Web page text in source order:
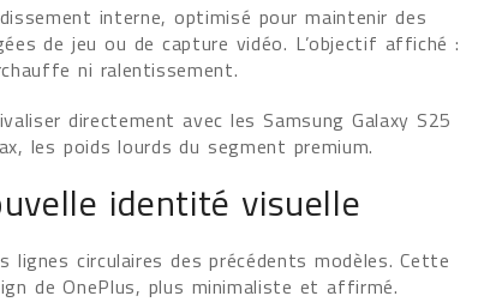
interne, optimisé pour maintenir des
de jeu ou de capture vidéo. L’objectif affiché :
ni ralentissement.
directement avec les Samsung Galaxy S25
les poids lourds du segment premium.
identité visuelle
circulaires des précédents modèles. Cette
de OnePlus, plus minimaliste et affirmé.